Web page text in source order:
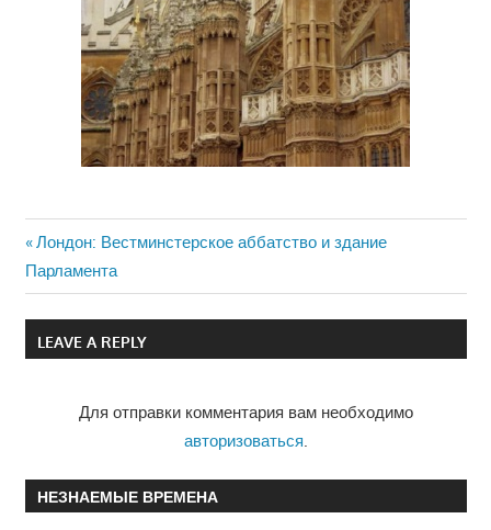
Навигация
по
записям
Previous
Post:
Лондон: Вестминстерское аббатство и здание
Парламента
LEAVE A REPLY
Для отправки комментария вам необходимо
авторизоваться
НЕЗНАЕМЫЕ ВРЕМЕНА